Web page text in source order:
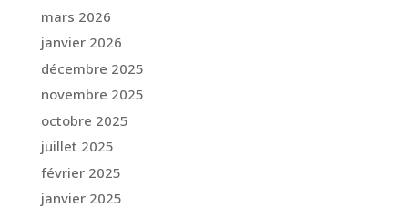
mars 2026
janvier 2026
décembre 2025
novembre 2025
octobre 2025
juillet 2025
février 2025
janvier 2025